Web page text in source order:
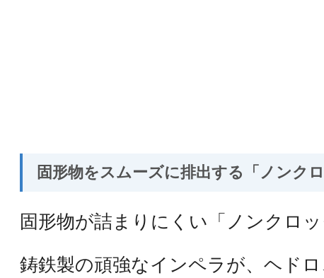
固形物をスムーズに排出する「ノンク
固形物が詰まりにくい「ノンクロ
鋳鉄製の頑強なインペラが、ヘド